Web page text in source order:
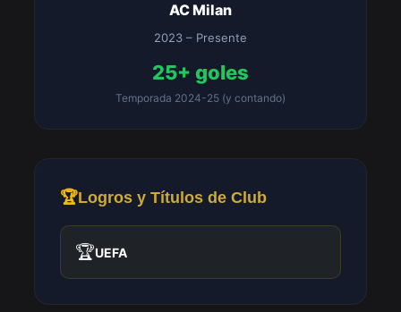
AC Milan
2023 – Presente
25+ goles
Temporada 2024-25 (y contando)
🏆Logros y Títulos de Club
🏆UEFA